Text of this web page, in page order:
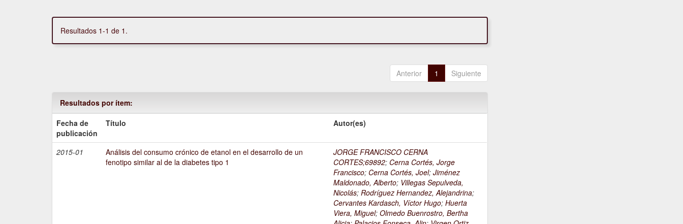
Resultados 1-1 de 1.
Anterior 1 Siguiente
Resultados por ítem:
Fecha de
publicación
Título Autor(es)
2015-01
Análisis del consumo crónico de etanol en el desarrollo de un
fenotipo similar al de la diabetes tipo 1
JORGE FRANCISCO CERNA
CORTES;69892; Cerna Cortés, Jorge
Francisco; Cerna Cortés, Joel;Jiménez
Maldonado, Alberto; Villegas Sepulveda,
Nicolás;Rodríguez Hernandez, Alejandrina;
Cervantes Kardasch, Víctor Hugo;Huerta
Viera, Miguel;Olmedo Buenrostro, Bertha